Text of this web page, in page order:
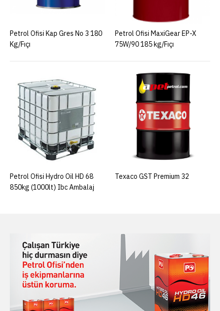
Petrol Ofisi Kap Gres No 3 180
Kg/Fıçı
Petrol Ofisi MaxiGear EP-X
75W/90 185 kg/Fıçı
Petrol Ofisi Hydro Oil HD 68
850kg (1000lt) Ibc Ambalaj
Texaco GST Premium 32